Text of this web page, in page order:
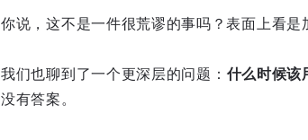
你说，这不是一件很荒谬的事吗？表面上看是
我们也聊到了一个更深层的问题： 什么时候该
没有答案。